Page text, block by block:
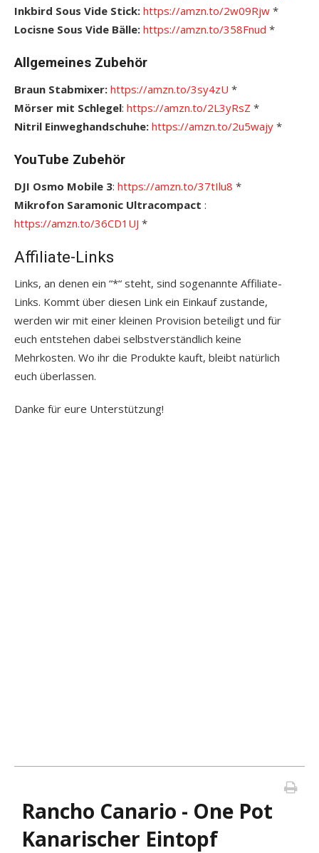
Inkbird Sous Vide Stick: https://amzn.to/2w09Rjw *
Locisne Sous Vide Bälle: https://amzn.to/358Fnud *
Allgemeines Zubehör
Braun Stabmixer: https://amzn.to/3sy4zU *
Mörser mit Schlegel: https://amzn.to/2L3yRsZ *
Nitril Einweghandschuhe: https://amzn.to/2u5wajy *
YouTube Zubehör
DJI Osmo Mobile 3: https://amzn.to/37tIlu8 *
Mikrofon Saramonic Ultracompact :
https://amzn.to/36CD1UJ *
Affiliate-Links
Links, an denen ein “*“ steht, sind sogenannte Affiliate-
Links. Kommt über diesen Link ein Einkauf zustande,
werden wir mit einer kleinen Provision beteiligt und für
euch entstehen dabei selbstverständlich keine
Mehrkosten. Wo ihr die Produkte kauft, bleibt natürlich
euch überlassen.
Danke für eure Unterstützung!
Rancho Canario - One Pot
Kanarischer Eintopf